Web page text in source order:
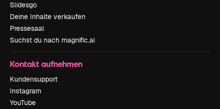
Slidesgo
Deine Inhalte verkaufen
Pressesaal
Suchst du nach magnific.ai
Kontakt aufnehmen
Kundensupport
Instagram
YouTube